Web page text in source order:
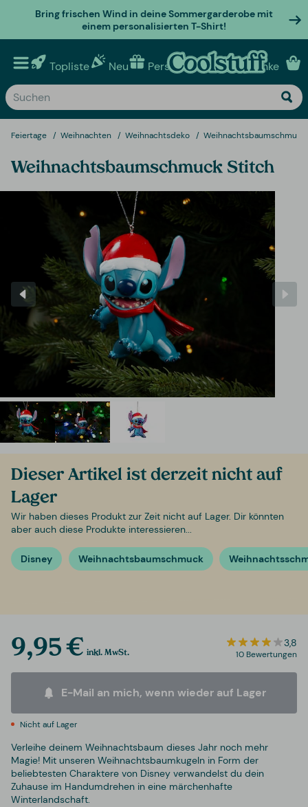
Bring frischen Wind in deine Sommergarderobe mit
einem personalisierten T-Shirt!
Topliste Neu Personalisierte geschenke
Feiertage Weihnachten Weihnachtsdeko Weihnachtsbaumschmuck
Weihnachtsbaumschmuck Stitch
Dieser Artikel ist derzeit nicht auf
Lager
Wir haben dieses Produkt zur Zeit nicht auf Lager. Dir könnten
aber auch diese Produkte interessieren...
Disney Weihnachtsbaumschmuck
9,95 € inkl. MwSt.
3,8
10 Bewertungen
E-Mail an mich, wenn wieder auf Lager
Nicht auf Lager
Verleihe deinem Weihnachtsbaum dieses Jahr noch mehr
Magie! Mit unseren Weihnachtsbaumkugeln in Form der
beliebtesten Charaktere von Disney verwandelst du dein
Zuhause im Handumdrehen in eine märchenhafte
Winterlandschaft.